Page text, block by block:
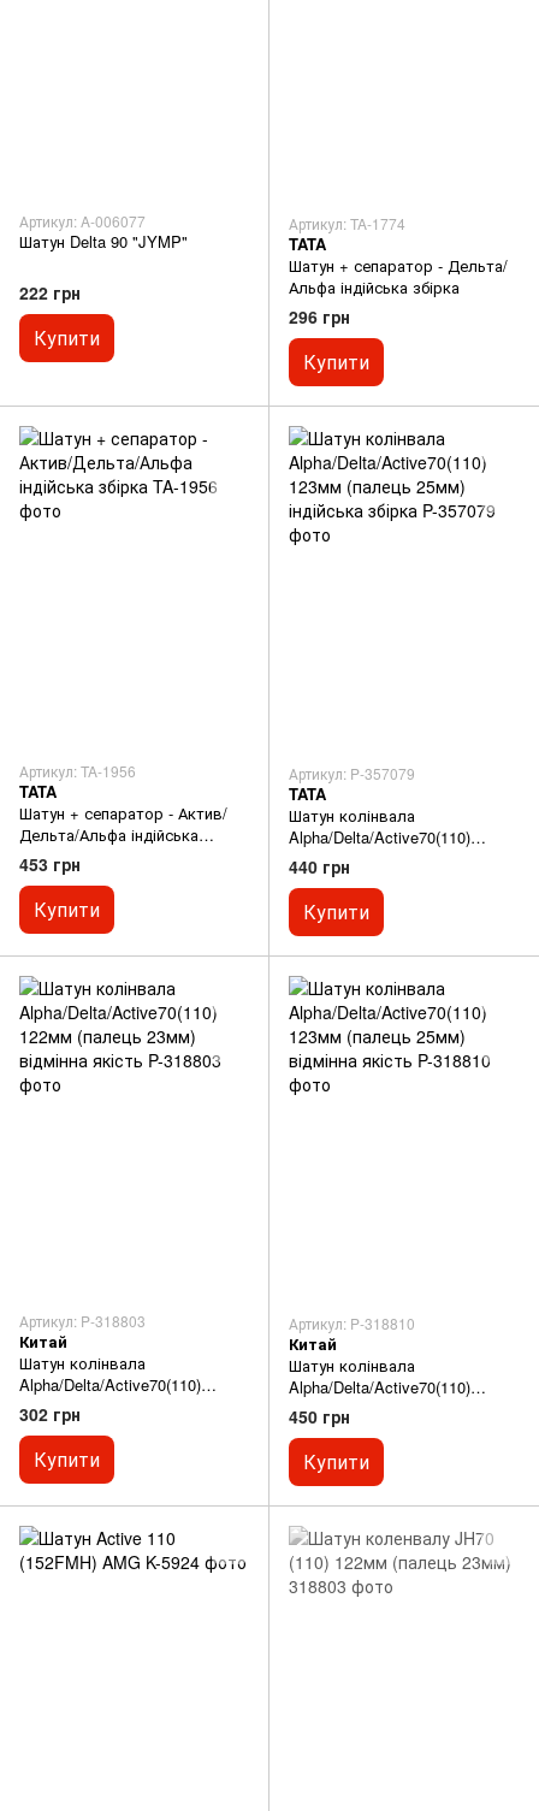
Артикул: A-006077
Шатун Delta 90 "JYMP"
222 грн
Купити
Артикул: TA-1774
TATA
Шатун + сепаратор - Дельта/
Альфа індійська збірка
296 грн
Купити
Артикул: TA-1956
TATA
Шатун + сепаратор - Актив/
Дельта/Альфа індійська
збірка
453 грн
Купити
Артикул: P-357079
TATA
Шатун колінвала
Alpha/Delta/Active70(110)
123мм (палець 25мм) індійська
збірка
440 грн
Купити
Артикул: P-318803
Китай
Шатун колінвала
Alpha/Delta/Active70(110)
122мм (палець 23мм) відмінна
якість
302 грн
Купити
Артикул: P-318810
Китай
Шатун колінвала
Alpha/Delta/Active70(110)
123мм (палець 25мм) відмінна
якість
450 грн
Купити